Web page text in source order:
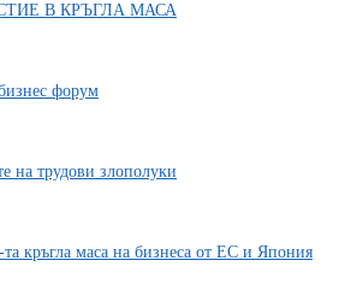
В КРЪГЛА МАСА
форум
на трудови злополуки
кръгла маса на бизнеса от ЕС и Япония